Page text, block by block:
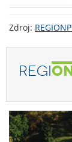
Zdroj:
REGI